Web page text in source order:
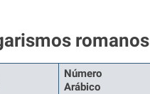
romanos
Número
Arábico